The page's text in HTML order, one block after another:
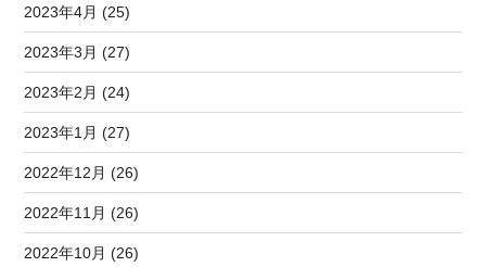
2023年4月 (25)
2023年3月 (27)
2023年2月 (24)
2023年1月 (27)
2022年12月 (26)
2022年11月 (26)
2022年10月 (26)